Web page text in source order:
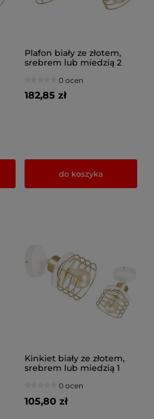
Plafon biały ze złotem,
srebrem lub miedzią 2
przegubach
0 ocen
182,85 zł
do koszyka
Kinkiet biały ze złotem,
srebrem lub miedzią 1
przegubie0 ocen
105,80 zł